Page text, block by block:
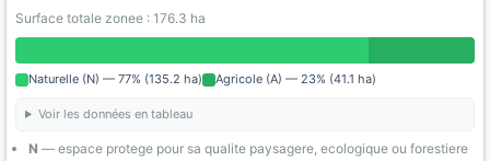
Surface totale zonee : 176.3 ha
Naturelle (N) — 77% (135.2 ha) Agricole (A) — 23% (41.1 ha)
Voir les données en tableau
N — espace protege pour sa qualite paysagere, ecologique ou forestiere